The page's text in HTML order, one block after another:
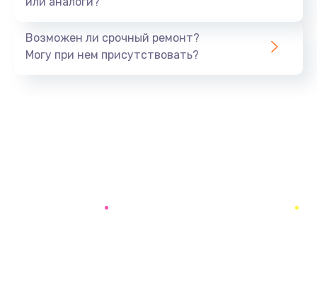
Возможен ли срочный ремонт?
Могу при нем присутствовать?